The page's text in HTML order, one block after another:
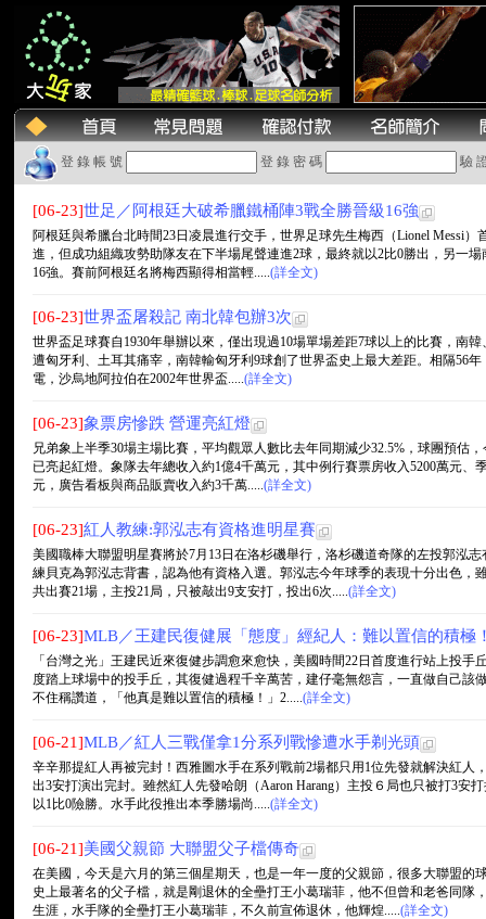
登 錄 帳 號 登 錄 密 碼 驗
[06-23]世足／阿根廷大破希臘鐵桶陣3戰全勝晉級16強
阿根廷與希臘台北時間23日凌晨進行交手，世界足球先生梅西（Lionel Messi
進，但成功組織攻勢助隊友在下半場尾聲連進2球，最終就以2比0勝出，另一
16強。賽前阿根廷名將梅西顯得相當輕.....(詳全文)
[06-23]世界盃屠殺記 南北韓包辦3次
世界盃足球賽自1930年舉辦以來，僅出現過10場單場差距7球以上的比賽，南
遭匈牙利、土耳其痛宰，南韓輸匈牙利9球創了世界盃史上最大差距。相隔56
電，沙烏地阿拉伯在2002年世界盃.....(詳全文)
[06-23]象票房慘跌 營運亮紅燈
兄弟象上半季30場主場比賽，平均觀眾人數比去年同期減少32.5%，球團預估
已亮起紅燈。象隊去年總收入約1億4千萬元，其中例行賽票房收入5200萬元、
元，廣告看板與商品販賣收入約3千萬.....(詳全文)
[06-23]紅人教練:郭泓志有資格進明星賽
美國職棒大聯盟明星賽將於7月13日在洛杉磯舉行，洛杉磯道奇隊的左投郭泓
練貝克為郭泓志背書，認為他有資格入選。郭泓志今年球季的表現十分出色，
共出賽21場，主投21局，只被敲出9支安打，投出6次.....(詳全文)
[06-23]MLB／王建民復健展「態度」經紀人：難以置信的積極
「台灣之光」王建民近來復健步調愈來愈快，美國時間22日首度進行站上投
度踏上球場中的投手丘，其復健過程千辛萬苦，建仔毫無怨言，一直做自己該
不住稱讚道，「他真是難以置信的積極！」2.....(詳全文)
[06-21]MLB／紅人三戰僅拿1分系列戰慘遭水手剃光頭
辛辛那提紅人再被完封！西雅圖水手在系列戰前2場都只用1位先發就解決紅人
出3安打演出完封。雖然紅人先發哈朗（Aaron Harang）主投６局也只被打3安
以1比0險勝。水手此役推出本季勝場尚.....(詳全文)
[06-21]美國父親節 大聯盟父子檔傳奇
在美國，今天是六月的第三個星期天，也是一年一度的父親節，很多大聯盟的
史上最著名的父子檔，就是剛退休的全壘打王小葛瑞菲，他不但曾和老爸同隊
生涯，水手隊的全壘打王小葛瑞菲，不久前宣佈退休，他輝煌.....(詳全文)